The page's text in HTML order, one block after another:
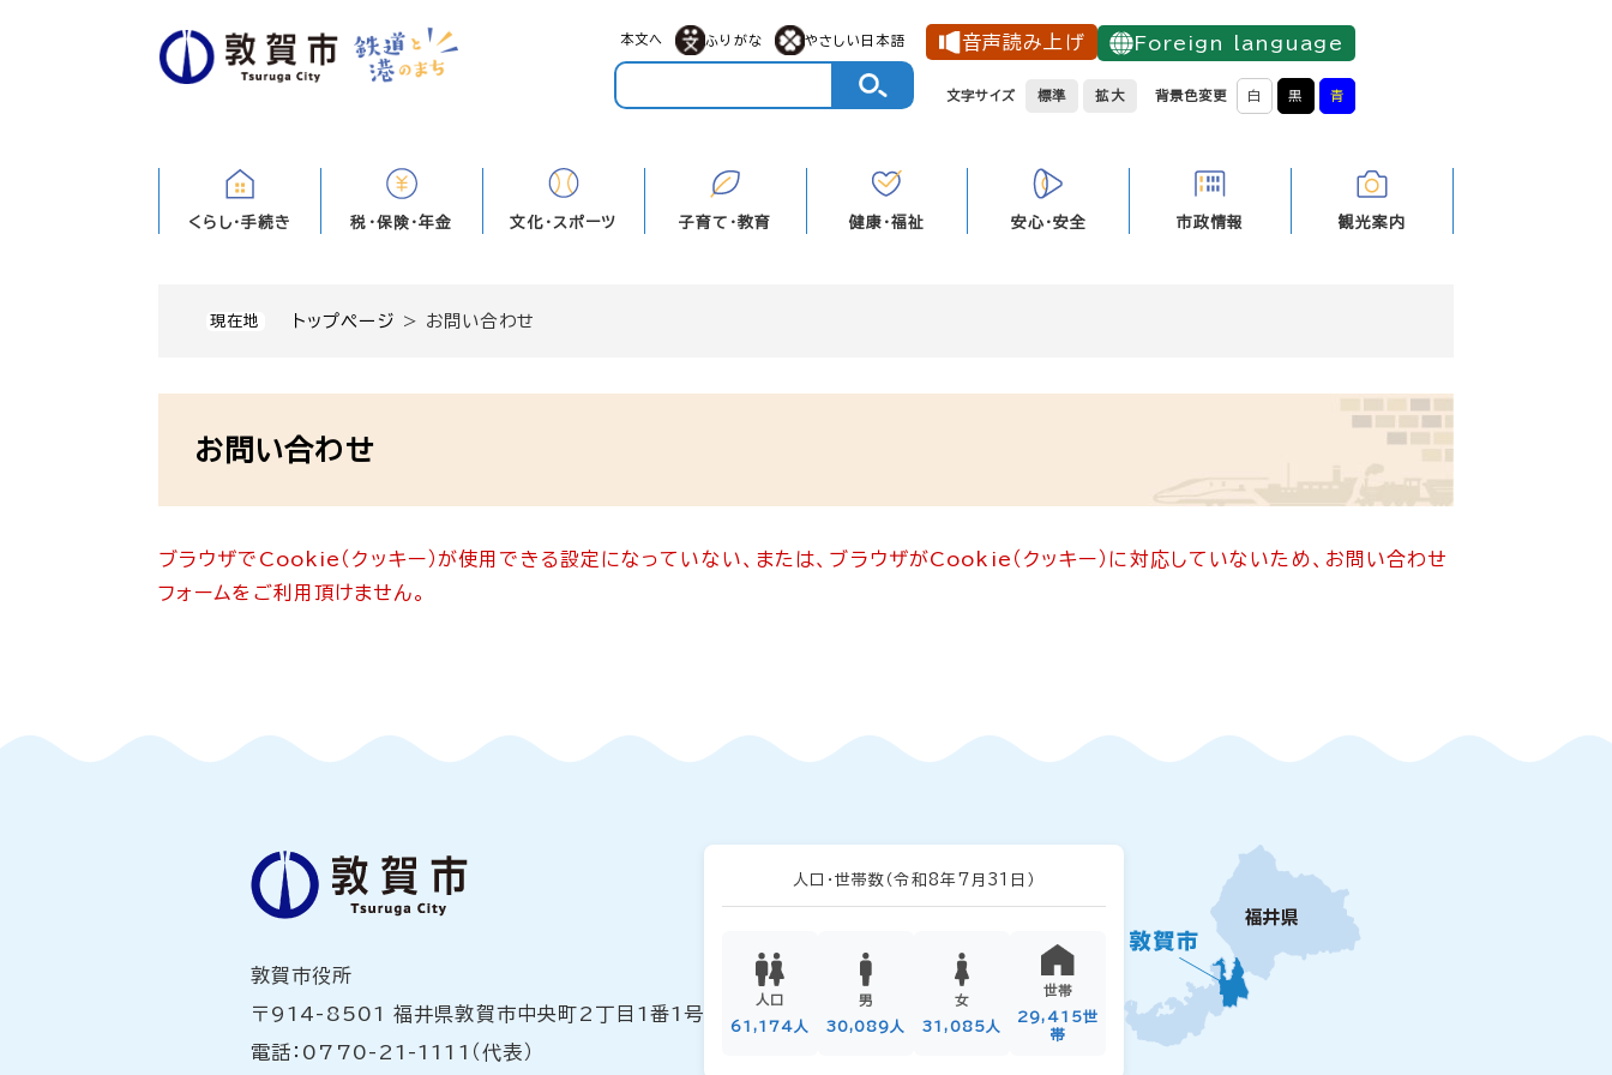
メニューを飛ばして本文へ
本文へ ふりがな やさしい日本語 音声読み上げ Foreign language
文字サイズ 標準 拡大 背景色変更 白 黒 青
くらし・手続き 税・保険・年金 文化・スポーツ 子育て・教育 健康・福祉 安心・安全 市政情報 観光案内
現在地 トップページ > お問い合わせ
お問い合わせ
ブラウザでCookie（クッキー）が使用できる設定になっていない、または、ブラウザがCookie（クッキー）に対応していないため、お問い合わせ
フォームをご利用頂けません。
敦賀市役所
〒914-8501 福井県敦賀市中央町2丁目1番1号
電話：0770-21-1111（代表）
人口・世帯数 （令和8年7月31日）
人口
61,174人
男
30,089人
女
31,085人
世帯
29,415世
帯